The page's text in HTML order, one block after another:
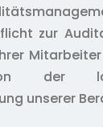
zur
der
unserer